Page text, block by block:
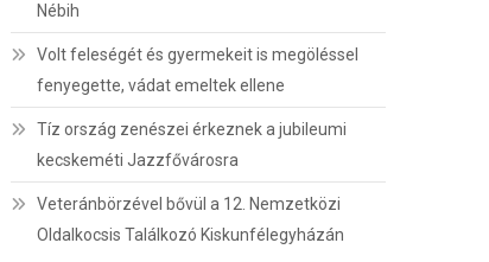
Nébih
Volt feleségét és gyermekeit is megöléssel
fenyegette, vádat emeltek ellene
Tíz ország zenészei érkeznek a jubileumi
kecskeméti Jazzfővárosra
Veteránbörzével bővül a 12. Nemzetközi
Oldalkocsis Találkozó Kiskunfélegyházán